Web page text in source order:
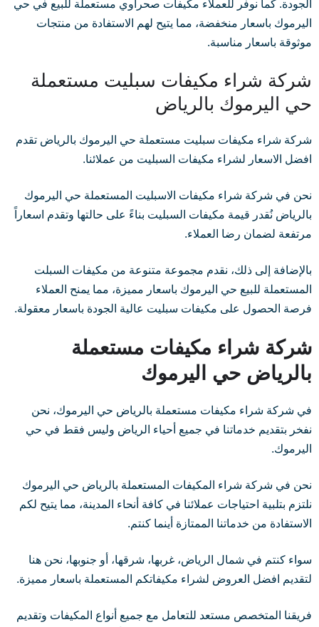
الجودة. كما نوفر للعملاء مكيفات صحراوي مستعملة للبيع في حي
اليرموك باسعار منخفضة، مما يتيح لهم الاستفادة من منتجات
موثوقة باسعار مناسبة.
شركة شراء مكيفات سبليت مستعملة
حي اليرموك بالرياض
شركة شراء مكيفات سبليت مستعملة حي اليرموك بالرياض تقدم
افضل الاسعار لشراء مكيفات السبليت من عملائنا.
نحن في شركة شراء مكيفات الاسبليت المستعملة حي اليرموك
بالرياض نُقدر قيمة مكيفات السبليت بناءً على حالتها وتقدم اسعاراً
مرتفعة لضمان رضا العملاء.
بالإضافة إلى ذلك، نقدم مجموعة متنوعة من مكيفات السبلت
المستعملة للبيع حي اليرموك باسعار مميزة، مما يمنح العملاء
فرصة الحصول على مكيفات سبليت عالية الجودة باسعار معقولة.
شركة شراء مكيفات مستعملة
بالرياض حي اليرموك
في شركة شراء مكيفات مستعملة بالرياض حي اليرموك، نحن
نفخر بتقديم خدماتنا في جميع أحياء الرياض وليس فقط في حي
اليرموك.
نحن في شركة شراء المكيفات المستعملة بالرياض حي اليرموك
نلتزم بتلبية احتياجات عملائنا في كافة أنحاء المدينة، مما يتيح لكم
الاستفادة من خدماتنا الممتازة أينما كنتم.
سواء كنتم في شمال الرياض، غربها، شرقها، أو جنوبها، نحن هنا
لتقديم افضل العروض لشراء مكيفاتكم المستعملة باسعار مميزة.
فريقنا المتخصص مستعد للتعامل مع جميع أنواع المكيفات وتقديم